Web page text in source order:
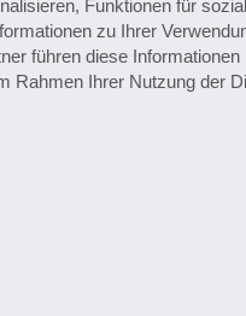
Funktionen für
zu Ihrer
führen diese
Rahmen Ihrer Nutzung der